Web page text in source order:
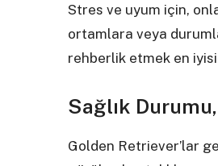
Stres ve uyum için,
ortamlara veya
rehberlik etmek en
Sağlık
Golden Retriever’lar